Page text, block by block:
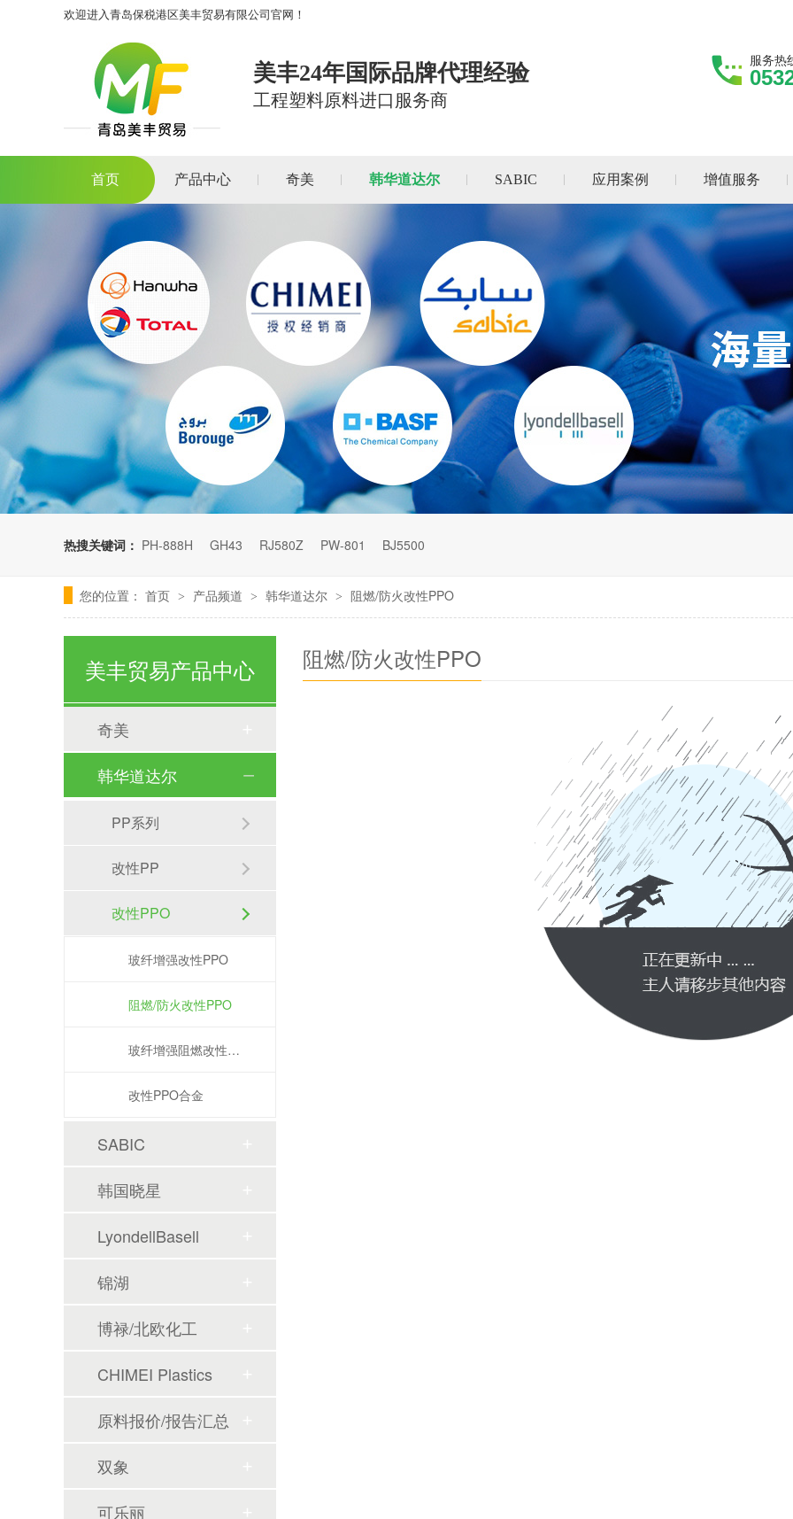
欢迎进入青岛保税港区美丰贸易有限公司官网！
美丰24年国际品牌代理经验
工程塑料原料进口服务商
服务热
首页 产品中心 奇美 韩华道达尔 SABIC 应用案例 增值服务
热搜关键词： PH-888H GH43 RJ580Z PW-801 BJ5500
您的位置： 首页 > 产品频道 > 韩华道达尔 > 阻燃/防火改性PPO
阻燃/防火改性PPO
美丰贸易产品中心
奇美
韩华道达尔
PP系列
改性PP
改性PPO
玻纤增强改性PPO
阻燃/防火改性PPO
玻纤增强阻燃改性PPO
改性PPO合金
SABIC
韩国晓星
LyondellBasell
锦湖
博禄/北欧化工
CHIMEI Plastics
原料报价/报告汇总
双象
可乐丽